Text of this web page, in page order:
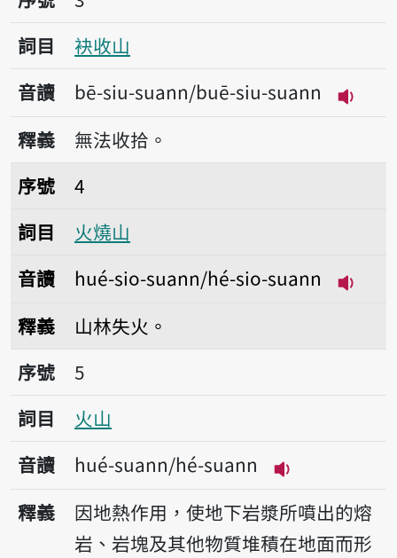
詞目
袂收山
音讀
bē-siu-suann/buē-siu-suann
播放
釋義
無法收拾。
序號4火燒山
序號
4
詞目
火燒山
音讀
hué-sio-suann/hé-sio-suann
釋義
山林失火。
序號5火山
序號
5
詞目
火山
音讀
hué-suann/hé-suann
播放音讀
釋義
因地熱作用，使地下岩漿所噴出的熔
岩、岩塊及其他物質堆積在地面而形